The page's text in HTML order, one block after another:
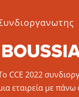
CCE 2022
εταιρεία με